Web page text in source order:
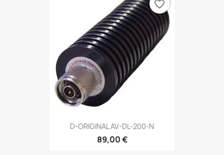
D-ORIGINAL AV-DL-200-N
89,00 €
favorite_border